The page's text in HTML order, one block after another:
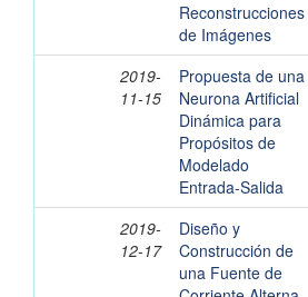
Reconstrucciones
de Imágenes
2019-
11-15
Propuesta de una
Neurona Artificial
Dinámica para
Propósitos de
Modelado
Entrada-Salida
2019-
12-17
Diseño y
Construcción de
una Fuente de